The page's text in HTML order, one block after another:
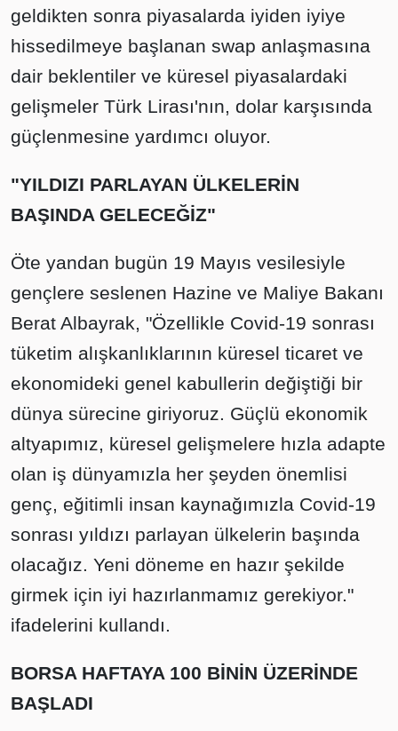
geldikten sonra piyasalarda iyiden iyiye
hissedilmeye başlanan swap anlaşmasına
dair beklentiler ve küresel piyasalardaki
gelişmeler Türk Lirası'nın, dolar karşısında
güçlenmesine yardımcı oluyor.
"YILDIZI PARLAYAN ÜLKELERİN
BAŞINDA GELECEĞİZ"
Öte yandan bugün 19 Mayıs vesilesiyle
gençlere seslenen Hazine ve Maliye Bakanı
Berat Albayrak, "Özellikle Covid-19 sonrası
tüketim alışkanlıklarının küresel ticaret ve
ekonomideki genel kabullerin değiştiği bir
dünya sürecine giriyoruz. Güçlü ekonomik
altyapımız, küresel gelişmelere hızla adapte
olan iş dünyamızla her şeyden önemlisi
genç, eğitimli insan kaynağımızla Covid-19
sonrası yıldızı parlayan ülkelerin başında
olacağız. Yeni döneme en hazır şekilde
girmek için iyi hazırlanmamız gerekiyor."
ifadelerini kullandı.
BORSA HAFTAYA 100 BİNİN ÜZERİNDE
BAŞLADI